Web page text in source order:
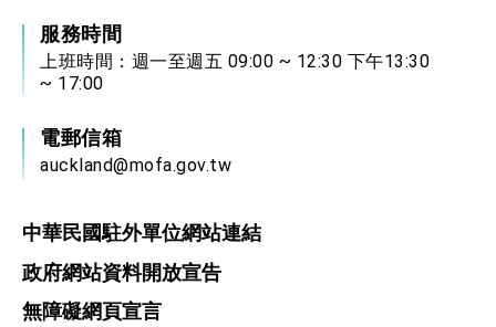
服務時間
上班時間：週一至週五 09:00 ~ 12:30 下午13:30
~ 17:00
電郵信箱
auckland@mofa.gov.tw
中華民國駐外單位網站連結
政府網站資料開放宣告
無障礙網頁宣言